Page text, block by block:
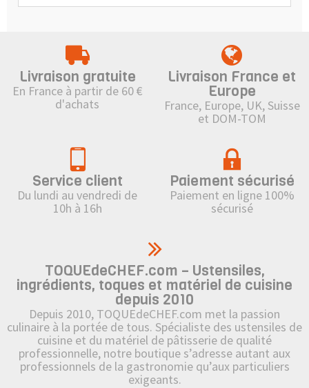
Livraison gratuite
En France à partir de 60 €
d'achats
Livraison France et
Europe
France, Europe, UK, Suisse
et DOM-TOM
Service client
Du lundi au vendredi de
10h à 16h
Paiement sécurisé
Paiement en ligne 100%
sécurisé
TOQUEdeCHEF.com – Ustensiles,
ingrédients, toques et matériel de cuisine
depuis 2010
Depuis 2010, TOQUEdeCHEF.com met la passion
culinaire à la portée de tous. Spécialiste des ustensiles de
cuisine et du matériel de pâtisserie de qualité
professionnelle, notre boutique s’adresse autant aux
professionnels de la gastronomie qu’aux particuliers
exigeants.